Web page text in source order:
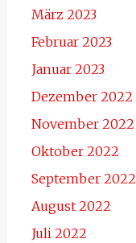
März 2023
Februar 2023
Januar 2023
Dezember 2022
November 2022
Oktober 2022
September 2022
August 2022
Juli 2022